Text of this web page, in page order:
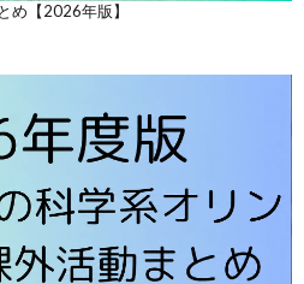
め【2026年版】